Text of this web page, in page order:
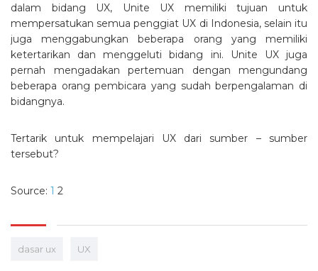
dalam bidang UX, Unite UX memiliki tujuan untuk
mempersatukan semua penggiat UX di Indonesia, selain itu
juga menggabungkan beberapa orang yang memiliki
ketertarikan dan menggeluti bidang ini. Unite UX juga
pernah mengadakan pertemuan dengan mengundang
beberapa orang pembicara yang sudah berpengalaman di
bidangnya.
Tertarik untuk mempelajari UX dari sumber – sumber
tersebut?
Source: 1 2
dasar ux UX